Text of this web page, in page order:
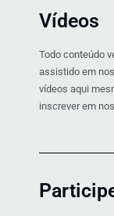
Vídeos
Todo conteúdo
assistido em
vídeos aqui
inscrever em